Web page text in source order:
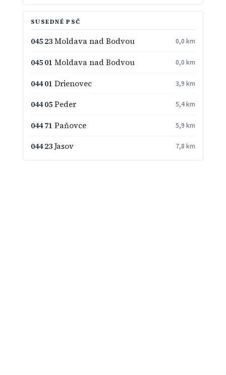
SUSEDNÉ PSČ
045 23Moldava nad Bodvou 0,0 km
045 01 Moldava nad Bodvou 0,0 km
044 01 Drienovec 3,9 km
044 05Peder 5,4 km
044 71 Paňovce 5,9 km
044 23Jasov 7,8 km